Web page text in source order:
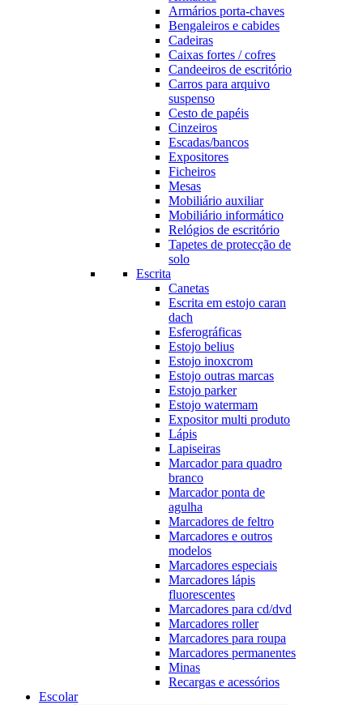
Armários porta-chaves
Bengaleiros e cabides
Cadeiras
Caixas fortes / cofres
Candeeiros de escritório
Carros para arquivo
suspenso
Cesto de papéis
Cinzeiros
Escadas/bancos
Expositores
Ficheiros
Mesas
Mobiliário auxiliar
Mobiliário informático
Relógios de escritório
Tapetes de protecção de
solo
Escrita
Canetas
Escrita em estojo caran
dach
Esferográficas
Estojo belius
Estojo inoxcrom
Estojo outras marcas
Estojo parker
Estojo watermam
Expositor multi produto
Lápis
Lapiseiras
Marcador para quadro
branco
Marcador ponta de
agulha
Marcadores de feltro
Marcadores e outros
modelos
Marcadores especiais
Marcadores lápis
fluorescentes
Marcadores para cd/dvd
Marcadores roller
Marcadores para roupa
Marcadores permanentes
Minas
Recargas e acessórios
Escolar